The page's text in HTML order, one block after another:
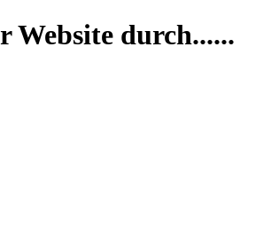
Website durch......